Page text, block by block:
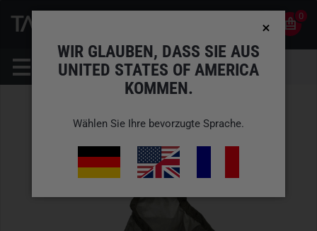
0
WIR GLAUBEN, DASS SIE AUS
UNITED STATES OF AMERICA
KOMMEN.
Wählen Sie Ihre bevorzugte Sprache.